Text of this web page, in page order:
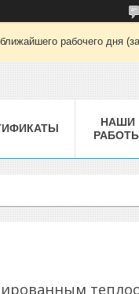
рабочего дня
НАШИ